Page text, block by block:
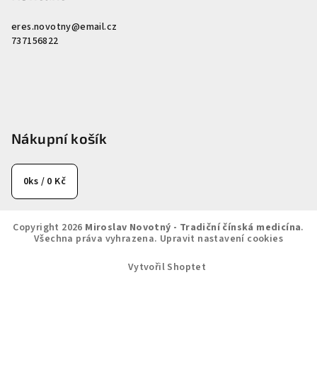
eres.novotny@email.cz
737156822
Nákupní košík
0ks / 0 Kč
Copyright 2026 Miroslav Novotný - Tradiční čínská medicína.
Všechna práva vyhrazena. Upravit nastavení cookies
Vytvořil Shoptet